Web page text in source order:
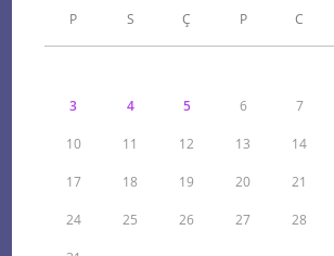
P S Ç P C
3 4 5 6 7
10 11 12 13 14
17 18 19 20 21
24 25 26 27 28